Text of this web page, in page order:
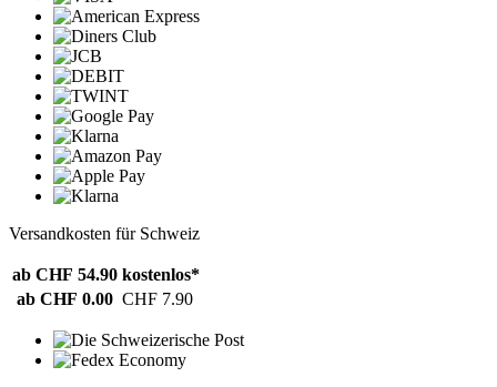
Versandkosten für Schweiz
ab CHF 54.90 kostenlos*
ab CHF 0.00 CHF 7.90